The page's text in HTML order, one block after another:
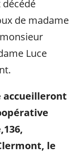
décédé
de madame
Luce
accueilleront
le